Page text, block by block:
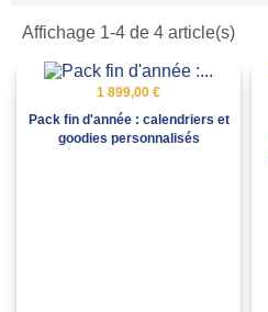
Affichage 1-4 de 4 article(s)
1 899,00 €
Pack fin d'année : calendriers et
goodies personnalisés